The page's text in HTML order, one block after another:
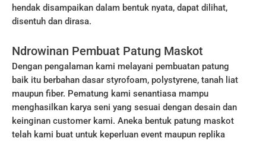
hendak disampaikan dalam bentuk nyata, dapat dilihat,
disentuh dan dirasa.
Ndrowinan Pembuat Patung Maskot
Dengan pengalaman kami melayani pembuatan patung
baik itu berbahan dasar styrofoam, polystyrene, tanah liat
maupun fiber. Pematung kami senantiasa mampu
menghasilkan karya seni yang sesuai dengan desain dan
keinginan customer kami. Aneka bentuk patung maskot
telah kami buat untuk keperluan event maupun replika